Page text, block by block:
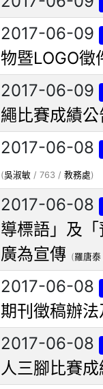
2017-06-09
物暨LOGO徵
2017-06-09
繩比賽成績公
2017-06-08
(吳淑敏/ 763 / 教務處)
2017-06-08
導標語」及
廣為宣傳 (羅唐泰
2017-06-08
期刊徵稿辦
2017-06-08
人三腳比賽